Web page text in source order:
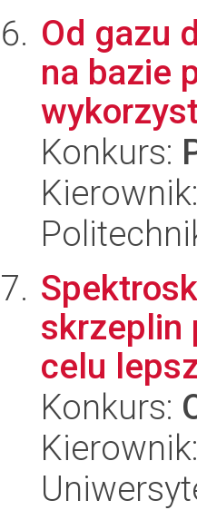
Od gazu
na bazie
Konkurs:
skrzeplin
celu
Konkurs: